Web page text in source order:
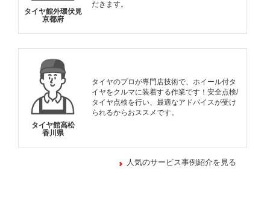
タイヤ館外環伏見
京都府
だきます。
タイヤ館高松
香川県
タイヤのプロが専門店技術で、ホイール付タ
イヤをクルマに装着する作業です！安全点検/
タイヤ点検を行い、最適なアドバイスが受け
られるからおススメです。
人気のサービス事例紹介を見る